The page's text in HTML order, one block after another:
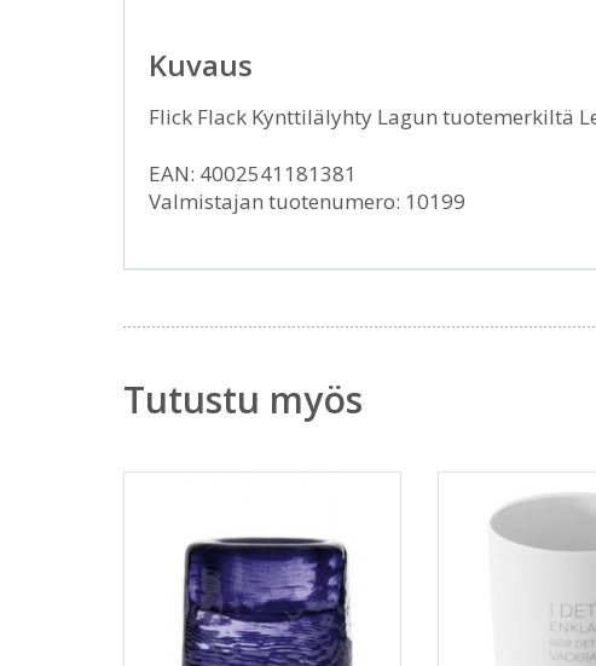
Kuvaus
Flick Flack Kynttilälyhty Lagun tuotemerkiltä
EAN: 4002541181381
Valmistajan tuotenumero: 10199
Tutustu myös